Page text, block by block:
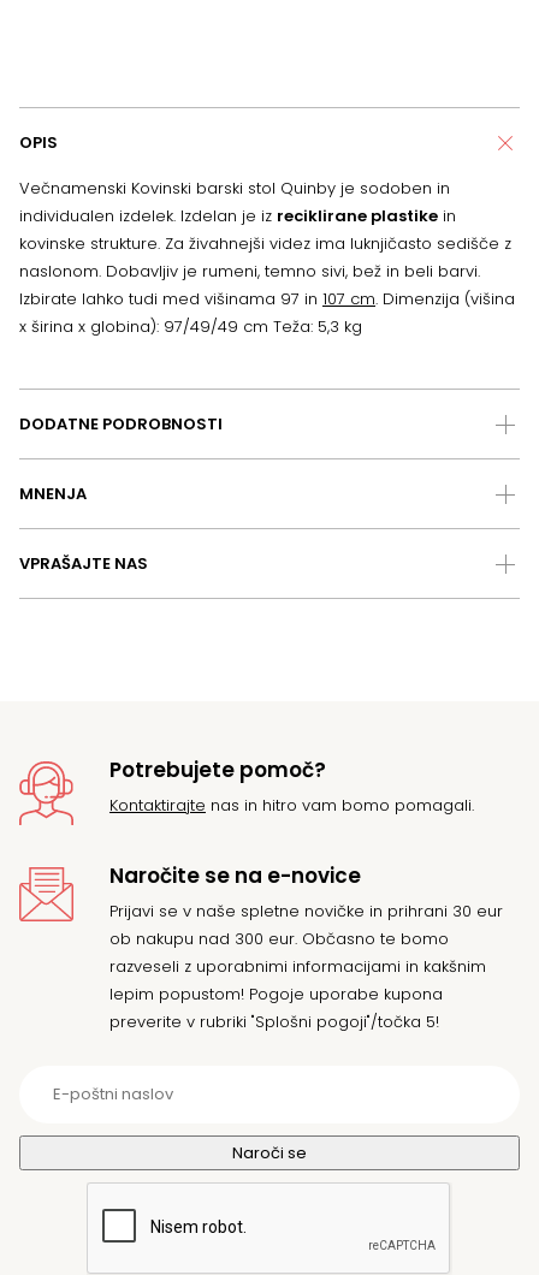
OPIS
Večnamenski Kovinski barski stol Quinby je sodoben in
individualen izdelek. Izdelan je iz reciklirane plastike in
kovinske strukture. Za živahnejši videz ima luknjičasto sedišče z
naslonom. Dobavljiv je rumeni, temno sivi, bež in beli barvi.
Izbirate lahko tudi med višinama 97 in 107 cm. Dimenzija (višina
x širina x globina): 97/49/49 cm Teža: 5,3 kg
DODATNE PODROBNOSTI
MNENJA
VPRAŠAJTE NAS
Potrebujete pomoč?
Kontaktirajte nas in hitro vam bomo pomagali.
Naročite se na e-novice
Prijavi se v naše spletne novičke in prihrani 30 eur
ob nakupu nad 300 eur. Občasno te bomo
razveseli z uporabnimi informacijami in kakšnim
lepim popustom! Pogoje uporabe kupona
preverite v rubriki "Splošni pogoji"/točka 5!